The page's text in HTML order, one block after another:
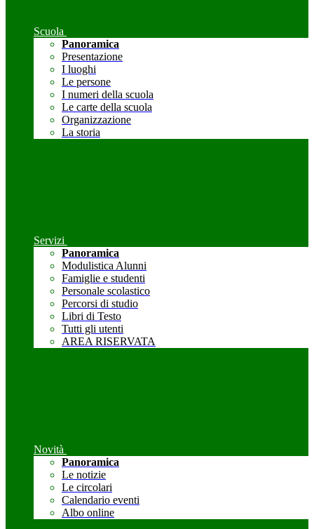
Scuola
Panoramica
Presentazione
I luoghi
Le persone
I numeri della scuola
Le carte della scuola
Organizzazione
La storia
Servizi
Panoramica
Modulistica Alunni
Famiglie e studenti
Personale scolastico
Percorsi di studio
Libri di Testo
Tutti gli utenti
AREA RISERVATA
Novità
Panoramica
Le notizie
Le circolari
Calendario eventi
Albo online